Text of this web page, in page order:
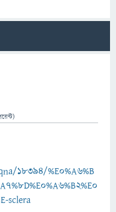
18394/%E0%A6%B
sclera